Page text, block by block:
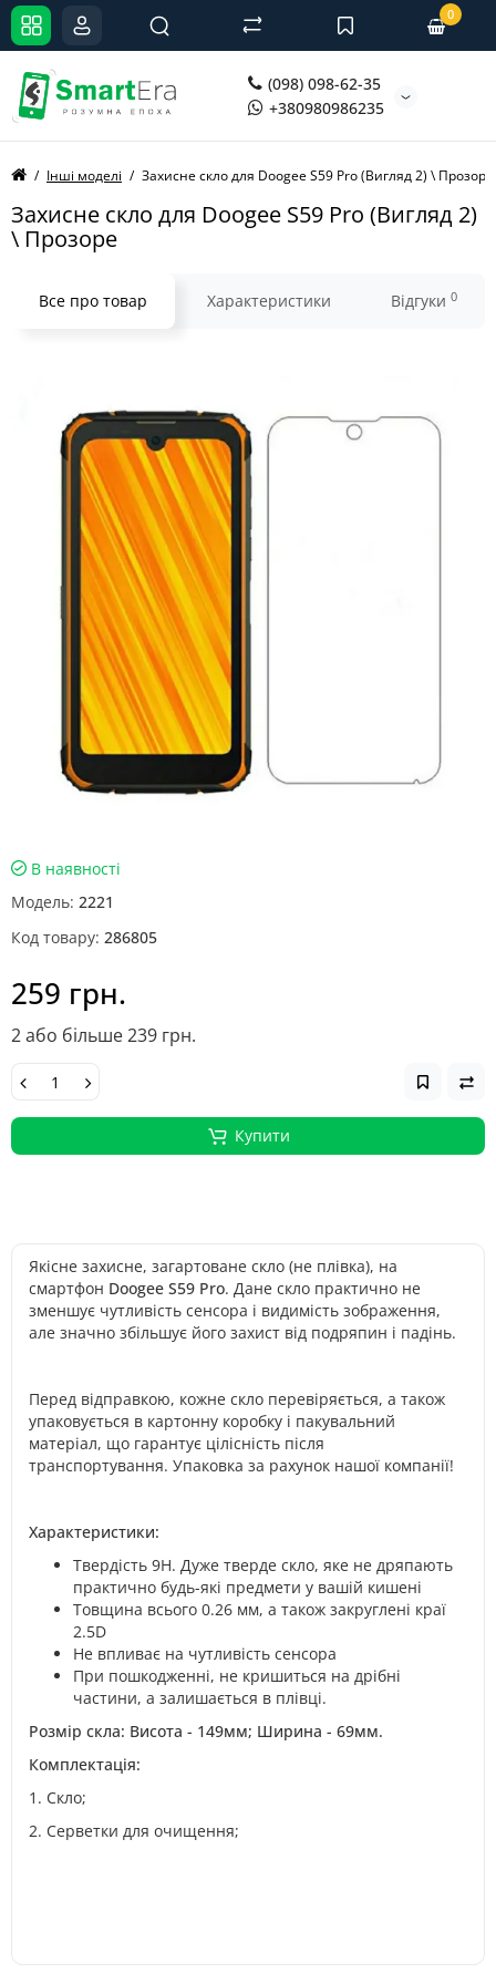
(098) 098-62-35
+380980986235
0
Інші моделі Захисне скло для Doogee S59 Pro (Вигляд 2) \ Прозоре
Захисне скло для Doogee S59 Pro (Вигляд 2)
\ Прозоре
Все про товар Характеристики Відгуки 0
В наявності
Модель: 2221
Код товару: 286805
259 грн.
2 або більше 239 грн.
Купити
Якісне захисне, загартоване скло (не плівка), на
смартфон Doogee S59 Pro. Дане скло практично не
зменшує чутливість сенсора і видимість зображення,
але значно збільшує його захист від подряпин і падінь.
Перед відправкою, кожне скло перевіряється, а також
упаковується в картонну коробку і пакувальний
матеріал, що гарантує цілісність після
транспортування. Упаковка за рахунок нашої компанії!
Характеристики:
Твердість 9H. Дуже тверде скло, яке не дряпають
практично будь-які предмети у вашій кишені
Товщина всього 0.26 мм, а також закруглені краї
2.5D
Не впливає на чутливість сенсора
При пошкодженні, не кришиться на дрібні
частини, а залишається в плівці.
Розмір скла: Висота - 149мм; Ширина - 69мм.
Комплектація:
1. Скло;
2. Серветки для очищення;